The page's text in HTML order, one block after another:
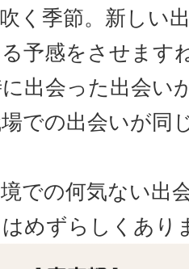
く季節。新しい
予感をさせますね
出会った出会い
での出会いが同
での何気ない出
めずらしくあり